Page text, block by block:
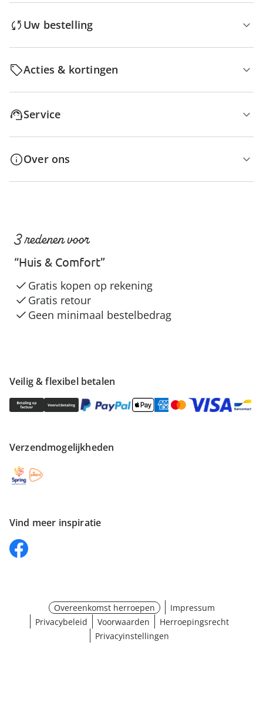
Uw bestelling
Acties & kortingen
Service
Over ons
Veilig & flexibel betalen
Verzendmogelijkheden
Vind meer inspiratie
3 redenen voor
“Huis & Comfort”
Gratis kopen op rekening
Gratis retour
Geen minimaal bestelbedrag
Overeenkomst herroepen
Impressum
Privacybeleid
Voorwaarden
Herroepingsrecht
Privacyinstellingen